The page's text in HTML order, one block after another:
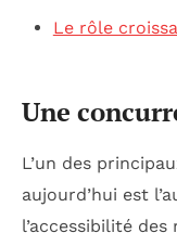
Le rôle
Une
L’un des
aujourd’hui est
l’accessibilité